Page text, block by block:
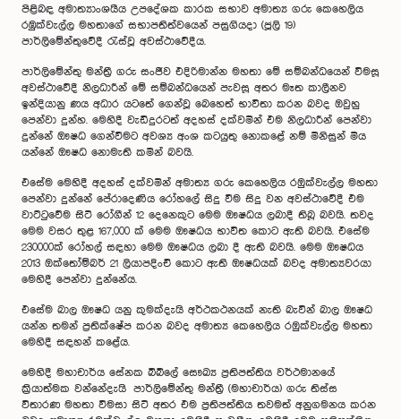
පිළිබඳ අමාත්‍යාංශයීය උපදේශක කාරක සභාව අමාත්‍ය ගරු කෙහෙලිය
රඹුක්වැල්ල මහතාගේ සභාපතිත්වයෙන් පසුගියදා (ජූලි 19)
පාර්ලිමේන්තුවේදී රැස්වූ අවස්ථාවේදීය.
පාර්ලිමේන්තු මන්ත්‍රී ගරු සංජීව එදිරිමාන්න මහතා මේ සම්බන්ධයෙන් විමසූ
අවස්ථාවේදී නිලධාරීන් මේ සම්බන්ධයෙන් පැවසූ අතර මෑත කාලීනව
ඉන්දියානු ණය අධාර යටතේ ගෙන්වූ බෙහෙත් භාවිතා කරන බවද ඔවුහු
පෙන්වා දුන්හ. මෙහිදී වැඩිදුරටත් අදහස් දක්වමින් එම නිලධාරීන් පෙන්වා
දුන්නේ ඖෂධ ගෙන්වීමට අවශ්‍ය අංශ කටයුතු නොකළේ නම් මිනිසුන් මිය
යන්නේ ඖෂධ නොමැති කමින් බවයි.
එසේම මෙහිදී අදහස් දක්වමින් අමාත්‍ය ගරු කෙහෙලිය රඔුක්වැල්ල මහතා
පෙන්වා දුන්නේ පේරාදෙණිය රෝහලේ සිදු වීම සිදු වන අවස්ථාවේදී එම
වාට්ටුවේම සිටි රෝගීන් 12 දෙනෙකුට මෙම ඖෂධය ලබාදී තිබූ බවයි. තවද
මෙම වසර තුළ 167,000 ක් මෙම ඖෂධය භාවිත කොට ඇති බවයි. එසේම
230000ක් රෝහල් සඳහා මෙම ඖෂධය ලබා දී ඇති බවයි. මෙම ඖෂධය
2013 ඔක්තෝම්බර් 21 ලියාපදිංචි කොට ඇති ඖෂධයක් බවද අමාත්‍යවරයා
මෙහිදී පෙන්වා දුන්නේය.
එසේම බාල ඖෂධ යනු කුමක්දැයි අර්ථකථනයක් නැති බැවින් බාල ඖෂධ
යන්න තමන් ප්‍රතික්ෂේප කරන බවද අමාත්‍ය කෙහෙලිය රඔුක්වැල්ල මහතා
මෙහිදී සඳහන් කළේය.
මෙහිදී මහාචාර්ය සේනක බිබිලේ සෞඛ්‍ය ප්‍රතිපත්තිය වර්ථමානයේ
ක්‍රියාත්මක වන්නේදැයි පාර්ලිමේන්තු මන්ත්‍රී (මහාචාර්ය) ගරු තිස්ස
විතාරණ මහතා විමසා සිටි අතර එම ප්‍රතිපත්තිය තවමත් අනුගමනය කරන